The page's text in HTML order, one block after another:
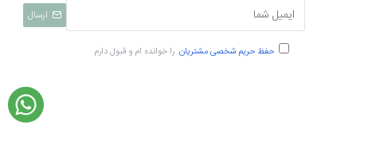
ارسال
حفظ حریم شخصی مشتریان را خوانده ام و قبول دارم